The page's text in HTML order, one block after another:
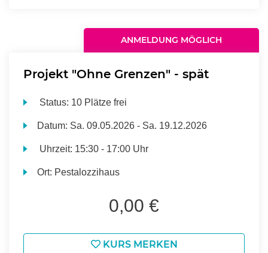
ANMELDUNG MÖGLICH
Projekt "Ohne Grenzen" - spät
Status: 10 Plätze frei
Datum: Sa. 09.05.2026 - Sa. 19.12.2026
Uhrzeit: 15:30 - 17:00 Uhr
Ort: Pestalozzihaus
0,00 €
KURS MERKEN